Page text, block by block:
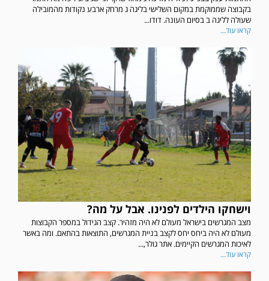
בקבוצה שממוקמת במקום השלישי בליגה ג מרחק ארבע נקודות מהמובילה
שעולה לליגה ב בסיום העונה. דודו...
קראו עוד...
וישחקו הילדים לפנינו. אבל על מה?
מצב המגרשים בישראל מעולם לא היה מזהיר. קצב הגידול במספר הקבוצות
מעולם לא היה ביחס יחס לקצב בניית המגרשים, התוצאות בהתאם. ומה באשר
לאיכות המגרשים הקיימים. אתר גולר,...
קראו עוד...